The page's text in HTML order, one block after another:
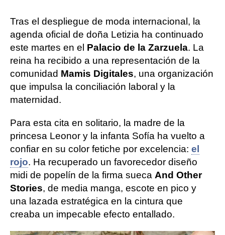
Tras el despliegue de moda internacional, la
agenda oficial de doña Letizia ha continuado
este martes en el Palacio de la Zarzuela. La
reina ha recibido a una representación de la
comunidad Mamis Digitales, una organización
que impulsa la conciliación laboral y la
maternidad.
Para esta cita en solitario, la madre de la
princesa Leonor y la infanta Sofía ha vuelto a
confiar en su color fetiche por excelencia: el
rojo. Ha recuperado un favorecedor diseño
midi de popelín de la firma sueca And Other
Stories, de media manga, escote en pico y
una lazada estratégica en la cintura que
creaba un impecable efecto entallado.